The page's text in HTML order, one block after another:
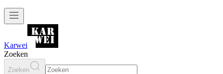
Karwei
Zoeken
Zoeken